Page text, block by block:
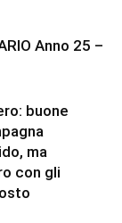
Anno 25 –
buone
ma
con gli